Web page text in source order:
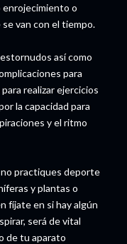
enrojecimiento o
van con el tiempo.
así como
para
realizar ejercicios
la capacidad para
y el ritmo
no practiques deporte
y plantas o
fíjate en si hay algún
será de vital
de tu aparato